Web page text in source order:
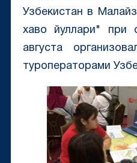
Узбекистан в
хаво йуллари" при
августа
туроператорами